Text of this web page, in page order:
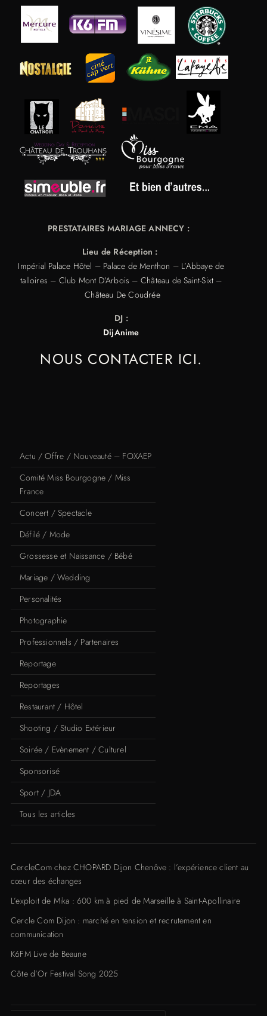
PRESTATAIRES MARIAGE ANNECY :
Lieu de Réception :
Impérial Palace Hôtel – Palace de Menthon – L’Abbaye de
talloires – Club Mont D’Arbois – Château de Saint-Sixt –
Château De Coudrée
DJ :
DijAnime
NOUS CONTACTER ICI.
Actu / Offre / Nouveauté – FOXAEP
Comité Miss Bourgogne / Miss
France
Concert / Spectacle
Défilé / Mode
Grossesse et Naissance / Bébé
Mariage / Wedding
Personalités
Photographie
Professionnels / Partenaires
Reportage
Reportages
Restaurant / Hôtel
Shooting / Studio Extérieur
Soirée / Evènement / Culturel
Sponsorisé
Sport / JDA
Tous les articles
CercleCom chez CHOPARD Dijon Chenôve : l’expérience client au
cœur des échanges
L’exploit de Mika : 600 km à pied de Marseille à Saint-Apollinaire
Cercle Com Dijon : marché en tension et recrutement en
communication
K6FM Live de Beaune
Côte d’Or Festival Song 2025